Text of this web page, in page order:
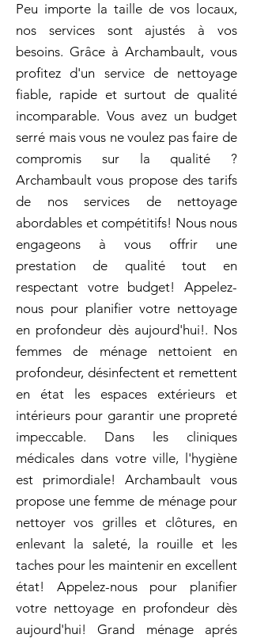
Peu importe la taille de vos locaux,
nos services sont ajustés à vos
besoins. Grâce à Archambault, vous
profitez d'un service de nettoyage
fiable, rapide et surtout de qualité
incomparable. Vous avez un budget
serré mais vous ne voulez pas faire de
compromis sur la qualité ?
Archambault vous propose des tarifs
de nos services de nettoyage
abordables et compétitifs! Nous nous
engageons à vous offrir une
prestation de qualité tout en
respectant votre budget! Appelez-
nous pour planifier votre nettoyage
en profondeur dès aujourd'hui!. Nos
femmes de ménage nettoient en
profondeur, désinfectent et remettent
en état les espaces extérieurs et
intérieurs pour garantir une propreté
impeccable. Dans les cliniques
médicales dans votre ville, l'hygiène
est primordiale! Archambault vous
propose une femme de ménage pour
nettoyer vos grilles et clôtures, en
enlevant la saleté, la rouille et les
taches pour les maintenir en excellent
état! Appelez-nous pour planifier
votre nettoyage en profondeur dès
aujourd'hui! Grand ménage aprés